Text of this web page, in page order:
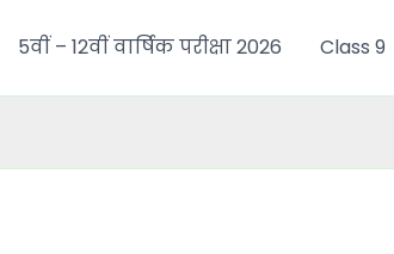
5वीं – 12वीं वार्षिक परीक्षा 2026 Class 9